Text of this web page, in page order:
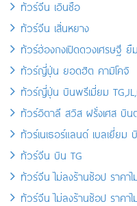
ทัวร์จีน เอินซือ
ทัวร์จีน เสิ่นหยาง
ทัวร์ฮ่องกงเปิดดวงเศรษฐี
ทัวร์ญี่ปุ่น ยอดฮิต คามิโคจิ
ทัวร์ญี่ปุ่น บินพรีเมี่ยม
ทัวร์อิตาลี สวิส ฝรั่งเศส บิน
ทัวร์เนเธอร์แลนด์ เบลเยี่ยม
ทัวร์จีน บิน TG
ทัวร์จีน ไม่ลงร้านช้อป ราคา
ทัวร์จีน ไม่ลงร้านช้อป ราคา